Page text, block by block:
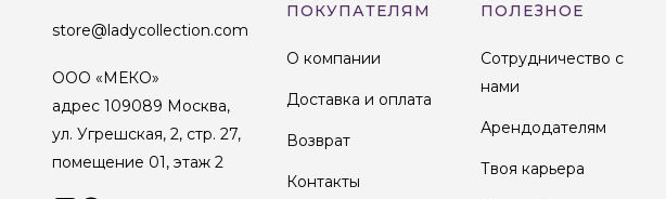
store@ladycollection.com
ООО «МЕКО»
адрес 109089 Москва,
ул. Угрешская, 2, стр. 27,
помещение 01, этаж 2
ПОКУПАТЕЛЯМ
О компании
Доставка и оплата
Возврат
Контакты
ПОЛЕЗНОЕ
Сотрудничество с
нами
Арендодателям
Твоя карьера